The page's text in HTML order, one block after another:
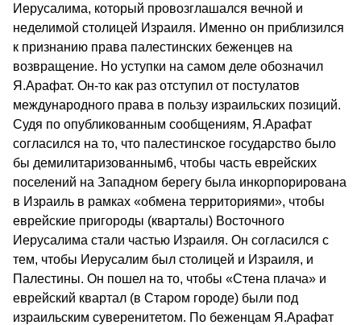
Иерусалима, который провозглашался вечной и
неделимой столицей Израиля. Именно он приблизился
к признанию права палестинских беженцев на
возвращение. Но уступки на самом деле обозначил
Я.Арафат. Он-то как раз отступил от постулатов
международного права в пользу израильских позиций.
Судя по опубликованным сообщениям, Я.Арафат
согласился на то, что палестинское государство было
бы демилитаризованным6, чтобы часть еврейских
поселений на Западном берегу была инкорпорирована
в Израиль в рамках «обмена территориями», чтобы
еврейские пригороды (кварталы) Восточного
Иерусалима стали частью Израиля. Он согласился с
тем, чтобы Иерусалим был столицей и Израиля, и
Палестины. Он пошел на то, чтобы «Стена плача» и
еврейский квартал (в Старом городе) были под
израильским суверенитетом. По беженцам Я.Арафат